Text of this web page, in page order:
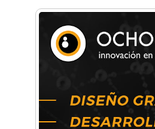
La primera vez que Eva
hizo desde Morón
Mariana Croce: "Hoy
un asesoramiento
Música, teatro, yoga,
Conocé todos los
disfrutar en la Zona